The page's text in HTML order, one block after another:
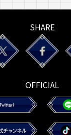
SHARE
OFFICIAL